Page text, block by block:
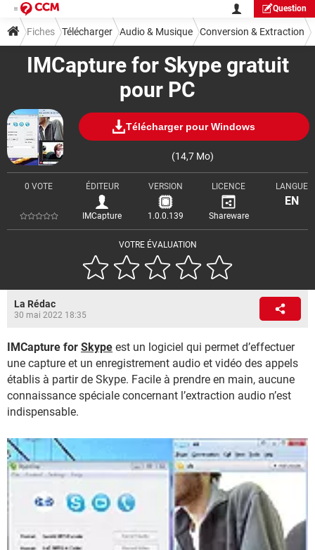
Question
IMCapture for Skype gratuit
pour PC
Télécharger pour Windows
(14,7 Mo)
VOTRE ÉVALUATION
0 VOTE ÉDITEUR
IMCapture
VERSION
1.0.0.139
LICENCE
Shareware
LANGUE
EN
Fiches Télécharger Audio & Musique Conversion & Extraction
La Rédac
30 mai 2022 18:35
IMCapture for Skype est un logiciel qui permet d’effectuer
une capture et un enregistrement audio et vidéo des appels
établis à partir de Skype. Facile à prendre en main, aucune
connaissance spéciale concernant l’extraction audio n’est
indispensable.